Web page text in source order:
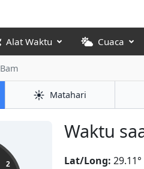
Alat Waktu Cuaca
Bam
☀️ Matahari
Waktu
2 Lat/Long: 29.11°